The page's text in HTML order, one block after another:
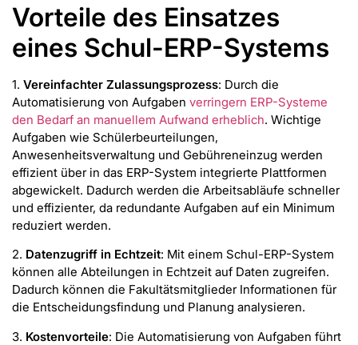
Vorteile des Einsatzes
eines Schul-ERP-Systems
1. Vereinfachter Zulassungsprozess: Durch die
Automatisierung von Aufgaben verringern ERP-Systeme
den Bedarf an manuellem Aufwand erheblich. Wichtige
Aufgaben wie Schülerbeurteilungen,
Anwesenheitsverwaltung und Gebühreneinzug werden
effizient über in das ERP-System integrierte Plattformen
abgewickelt. Dadurch werden die Arbeitsabläufe schneller
und effizienter, da redundante Aufgaben auf ein Minimum
reduziert werden.
2. Datenzugriff in Echtzeit: Mit einem Schul-ERP-System
können alle Abteilungen in Echtzeit auf Daten zugreifen.
Dadurch können die Fakultätsmitglieder Informationen für
die Entscheidungsfindung und Planung analysieren.
3. Kostenvorteile: Die Automatisierung von Aufgaben führt